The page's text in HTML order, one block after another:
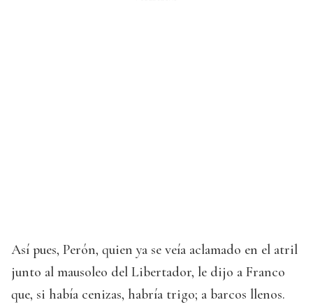
Así pues, Perón, quien ya se veía aclamado en el atril
junto al mausoleo del Libertador, le dijo a Franco
que, si había cenizas, habría trigo; a barcos llenos.